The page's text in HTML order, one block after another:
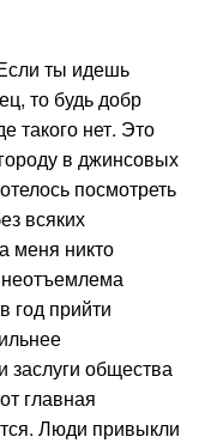
ты идешь
то будь добр
такого нет. Это
в джинсовых
посмотреть
всяких
меня никто
неотъемлема
год прийти
заслуги общества
главная
Люди привыкли